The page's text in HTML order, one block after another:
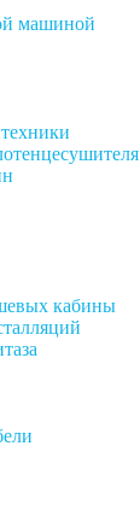
машиной
кабины